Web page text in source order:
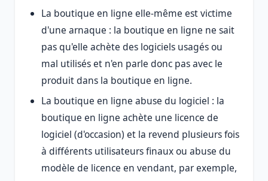
La boutique en ligne elle-même est victime
d'une arnaque : la boutique en ligne ne sait
pas qu'elle achète des logiciels usagés ou
mal utilisés et n'en parle donc pas avec le
produit dans la boutique en ligne.
La boutique en ligne abuse du logiciel : la
boutique en ligne achète une licence de
logiciel (d'occasion) et la revend plusieurs fois
à différents utilisateurs finaux ou abuse du
modèle de licence en vendant, par exemple,